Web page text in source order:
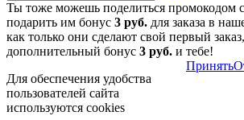
Ты тоже можешь поделиться промокодом
подарить им бонус 3 руб. для заказа в
как только они сделают свой первый
дополнительный бонус 3 руб. и тебе!
Для обеспечения удобства
пользователей сайта
используются cookies
Принять